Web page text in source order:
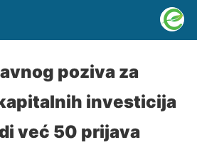
poziva za
investicija
već 50 prijava